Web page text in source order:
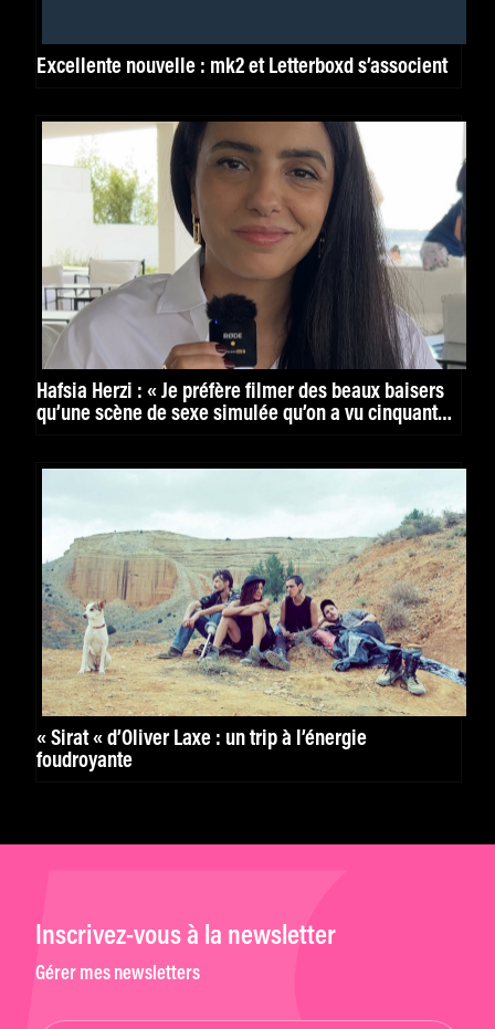
Excellente nouvelle : mk2 et Letterboxd s’associent
Hafsia Herzi : « Je préfère filmer des beaux baisers
qu’une scène de sexe simulée qu’on a vu cinquante
« Sirat « d’Óliver Laxe : un trip à l’énergie
foudroyante
Inscrivez-vous à la newsletter
Gérer mes newsletters